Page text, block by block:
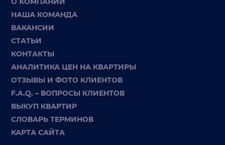
НАША КОМАНДА
ВАКАНСИИ
СТАТЬИ
КОНТАКТЫ
АНАЛИТИКА ЦЕН НА КВАРТИРЫ
ОТЗЫВЫ И ФОТО КЛИЕНТОВ
F.A.Q. – ВОПРОСЫ КЛИЕНТОВ
ВЫКУП КВАРТИР
СЛОВАРЬ ТЕРМИНОВ
КАРТА САЙТА